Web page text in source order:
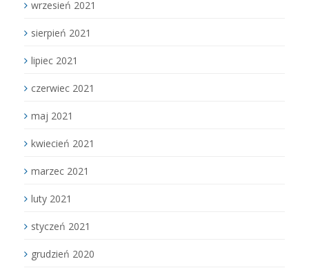
wrzesień 2021
sierpień 2021
lipiec 2021
czerwiec 2021
maj 2021
kwiecień 2021
marzec 2021
luty 2021
styczeń 2021
grudzień 2020